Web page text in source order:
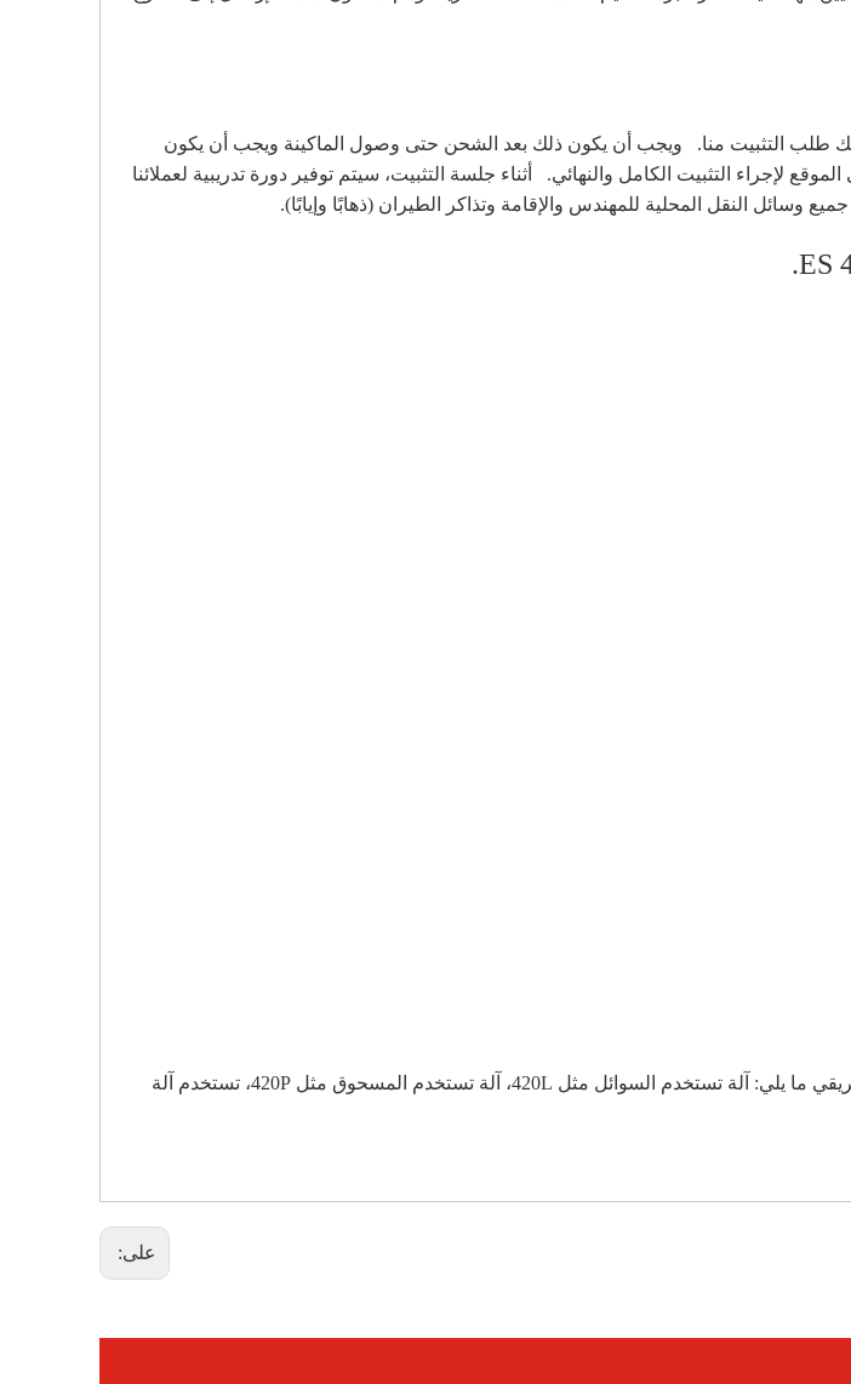
طلب التثبيت منا. ويجب أن يكون ذلك بعد الشحن حتى وصول الماكينة ويجب أن يكون
لإجراء التثبيت الكامل والنهائي. أثناء جلسة التثبيت، سيتم توفير دورة تدريبية لعملائنا
وسائل النقل المحلية للمهندس والإقامة وتذاكر الطيران (ذهابًا وإيابًا).
هل يمكن للسائل والمسحوق والحبيبات مشاركة آلة واحدة لحزمها؟ لا، سيقترح عليك فريقي ما يلي: آلة تستخدم السوائل مثل 420L، آلة تستخدم المسحوق مثل 420P، تستخدم آلة
على: